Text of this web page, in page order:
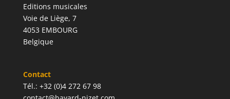
Editions musicales
Voie de Liège, 7
4053 EMBOURG
Belgique
Contact
Tél.: +32 (0)4 272 67 98